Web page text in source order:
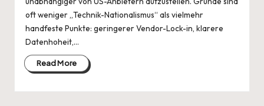
oft weniger „Technik-Nationalismus“ als vielmehr
handfeste Punkte: geringerer Vendor-Lock-in, klarere
Datenhoheit,…
Read More